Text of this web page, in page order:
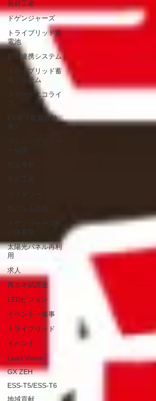
長府工産
ドゲンジャーズ
トライブリッド蓄
電池
創蓄連携システム
トライブリッド蓄
電システム
スマートエコライ
フ
EV車（電気自動
車）
ライジングゼファ
ー福岡
製品考察
長府工産
リブタワー
気になる話題
ドゲンジャーズ秋
の体育祭
太陽光パネル再利
用
求人
再エネ賦課金
LEDビジョン
イベント・催事
トライブリッド
イベント
Lead Vision
GX ZEH
ESS-T5/ESS-T6
地域貢献